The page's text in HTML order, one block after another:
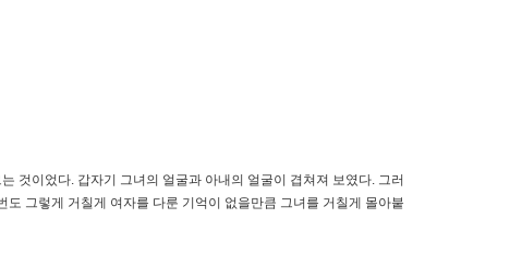
것이었다. 갑자기 그녀의 얼굴과 아내의 얼굴이 겹쳐져 보였다. 그러
그렇게 거칠게 여자를 다룬 기억이 없을만큼 그녀를 거칠게 몰아붙